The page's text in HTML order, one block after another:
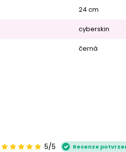
24 cm
cyberskin
černá
5/5 Recenze